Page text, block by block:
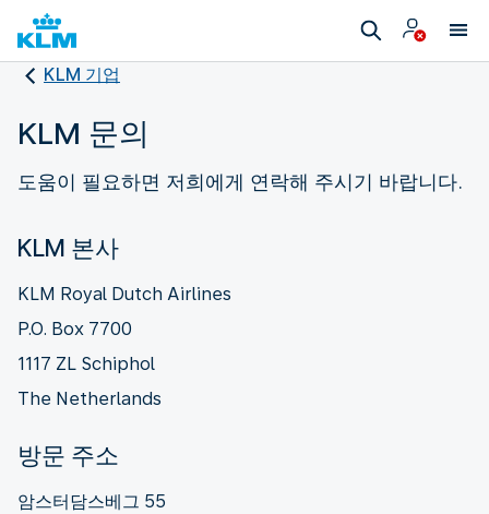
KLM 기업
KLM 문의
도움이 필요하면 저희에게 연락해 주시기 바랍니다.
KLM 본사
KLM Royal Dutch Airlines
P.O. Box 7700
1117 ZL Schiphol
The Netherlands
방문 주소
암스터담스베그 55